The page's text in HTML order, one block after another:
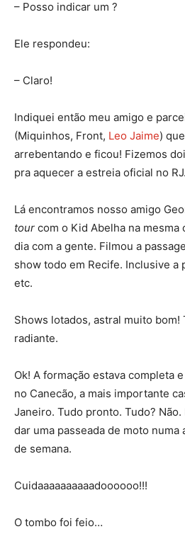
– Posso indicar um ?
Ele respondeu:
– Claro!
Indiquei então meu amigo e
(Miquinhos, Front, Leo Jaime)
arrebentando e ficou! Fizemos
pra aquecer a estreia oficial no
Lá encontramos nosso amigo
tour com o Kid Abelha na mesma
dia com a gente. Filmou a
show todo em Recife. Inclusive a
etc.
Shows lotados, astral muito bom!
radiante.
Ok! A formação estava completa
no Canecão, a mais importante
Janeiro. Tudo pronto. Tudo?
dar uma passeada de moto
de semana.
Cuidaaaaaaaaaadoooooo!!!
O tombo foi feio…